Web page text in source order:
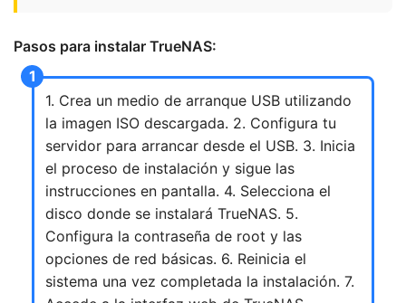
Pasos para instalar TrueNAS:
1. Crea un medio de arranque USB utilizando
la imagen ISO descargada. 2. Configura tu
servidor para arrancar desde el USB. 3. Inicia
el proceso de instalación y sigue las
instrucciones en pantalla. 4. Selecciona el
disco donde se instalará TrueNAS. 5.
Configura la contraseña de root y las
opciones de red básicas. 6. Reinicia el
sistema una vez completada la instalación. 7.